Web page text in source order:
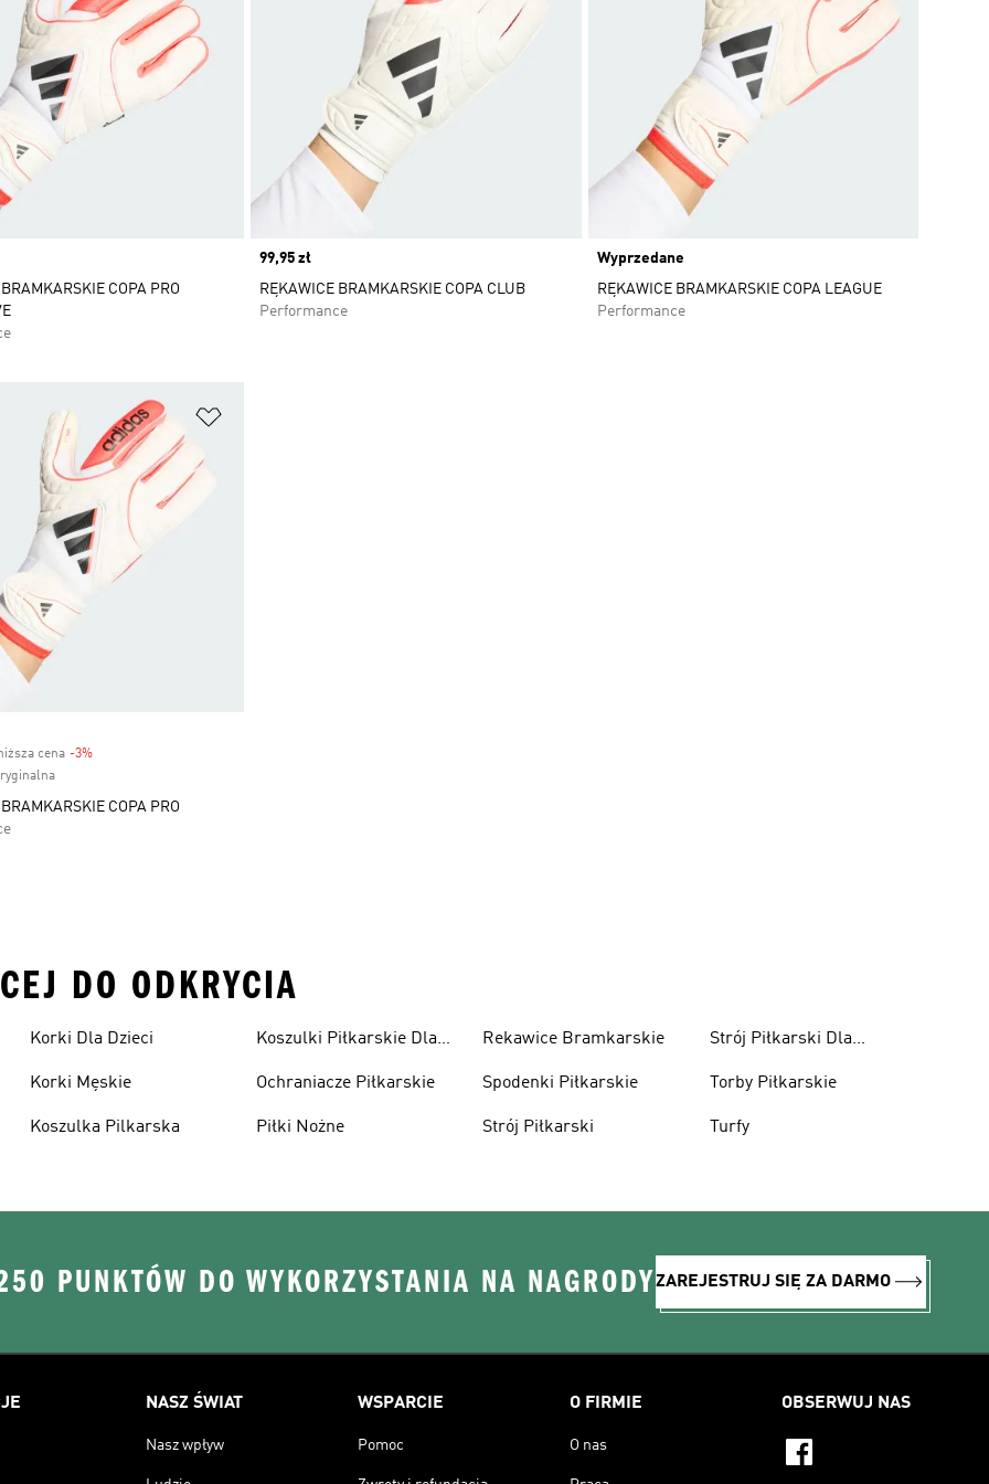
COPA PRO
Price
99,95 zł
RĘKAWICE BRAMKARSKIE COPA CLUB
Performance
Wyprzedane
RĘKAWICE BRAMKARSKIE COPA LEAGUE
Performance
cena -3%Discount
COPA PRO
DO ODKRYCIA
Korki Dla Dzieci
Korki Męskie
Koszulka Pilkarska
Koszulki Piłkarskie Dla
Ochraniacze Piłkarskie
Piłki Nożne
Rekawice Bramkarskie
Spodenki Piłkarskie
Strój Piłkarski
Strój Piłkarski Dla
Torby Piłkarskie
Turfy
PUNKTÓW DO WYKORZYSTANIA NA NAGRODYZAREJESTRUJ SIĘ ZA DARMO
NASZ ŚWIAT
Nasz wpływ
WSPARCIE
Pomoc
O FIRMIE
O nas
OBSERWUJ NAS